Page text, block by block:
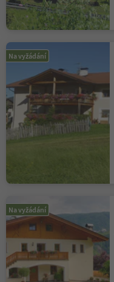
Na vyžádání
Na vyžádání